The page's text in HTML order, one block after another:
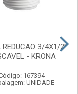
REDUCAO 3/4X1/2”
- KRONA
167394
UNIDADE